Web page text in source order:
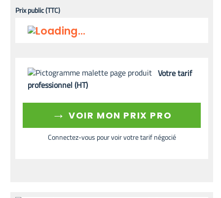
Prix public (TTC)
Votre tarif
professionnel (HT)
→ VOIR MON PRIX PRO
Connectez-vous pour voir votre tarif négocié